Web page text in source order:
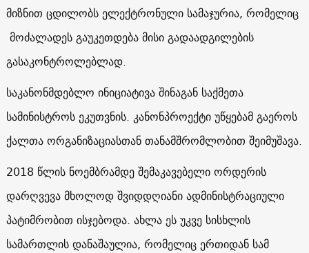
მიზნით ცდილობს ელექტრონული სამაჯურია, რომელიც
მოძალადეს გაუკეთდება მისი გადაადგილების
გასაკონტროლებლად.
საკანონმდებლო ინიციატივა შინაგან საქმეთა
სამინისტროს ეკუთვნის. კანონპროექტი უწყებამ გაეროს
ქალთა ორგანიზაციასთან თანამშრომლობით შეიმუშავა.
2018 წლის ნოემბრამდე შემაკავებელი ორდერის
დარღვევა მხოლოდ შვიდდღიანი ადმინისტრაციული
პატიმრობით ისჯებოდა. ახლა ეს უკვე სისხლის
სამართლის დანაშაულია, რომელიც ერთიდან სამ